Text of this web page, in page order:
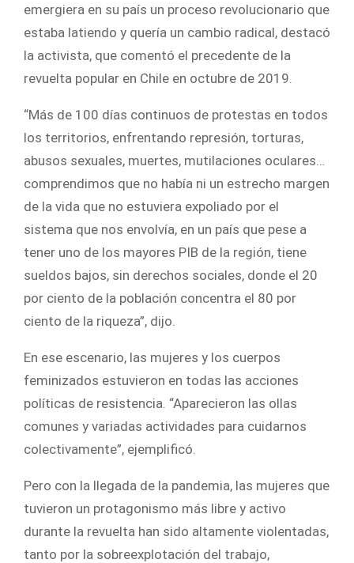
emergiera en su país un proceso revolucionario que
estaba latiendo y quería un cambio radical, destacó
la activista, que comentó el precedente de la
revuelta popular en Chile en octubre de 2019.
“Más de 100 días continuos de protestas en todos
los territorios, enfrentando represión, torturas,
abusos sexuales, muertes, mutilaciones oculares…
comprendimos que no había ni un estrecho margen
de la vida que no estuviera expoliado por el
sistema que nos envolvía, en un país que pese a
tener uno de los mayores PIB de la región, tiene
sueldos bajos, sin derechos sociales, donde el 20
por ciento de la población concentra el 80 por
ciento de la riqueza”, dijo.
En ese escenario, las mujeres y los cuerpos
feminizados estuvieron en todas las acciones
políticas de resistencia. “Aparecieron las ollas
comunes y variadas actividades para cuidarnos
colectivamente”, ejemplificó.
Pero con la llegada de la pandemia, las mujeres que
tuvieron un protagonismo más libre y activo
durante la revuelta han sido altamente violentadas,
tanto por la sobreexplotación del trabajo,